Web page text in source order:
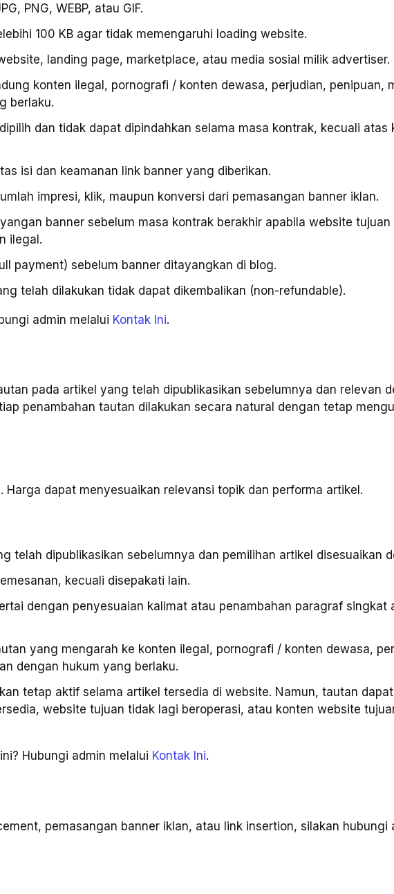
PNG, WEBP, atau GIF.
100 KB agar tidak memengaruhi loading website.
landing page, marketplace, atau media sosial milik advertiser.
konten ilegal, pornografi / konten dewasa, perjudian, penipuan,
berlaku.
dan tidak dapat dipindahkan selama masa kontrak, kecuali atas
isi dan keamanan link banner yang diberikan.
impresi, klik, maupun konversi dari pemasangan banner iklan.
banner sebelum masa kontrak berakhir apabila website
ilegal.
payment) sebelum banner ditayangkan di blog.
telah dilakukan tidak dapat dikembalikan (non-refundable).
admin melalui Kontak Ini.
pada artikel yang telah dipublikasikan sebelumnya dan relevan
penambahan tautan dilakukan secara natural dengan tetap
Harga dapat menyesuaikan relevansi topik dan performa artikel.
telah dipublikasikan sebelumnya dan pemilihan artikel disesuaikan
kecuali disepakati lain.
dengan penyesuaian kalimat atau penambahan paragraf singkat
yang mengarah ke konten ilegal, pornografi / konten dewasa,
dengan hukum yang berlaku.
tetap aktif selama artikel tersedia di website. Namun, tautan
website tujuan tidak lagi beroperasi, atau konten website
Hubungi admin melalui Kontak Ini.
pemasangan banner iklan, atau link insertion, silakan hubungi